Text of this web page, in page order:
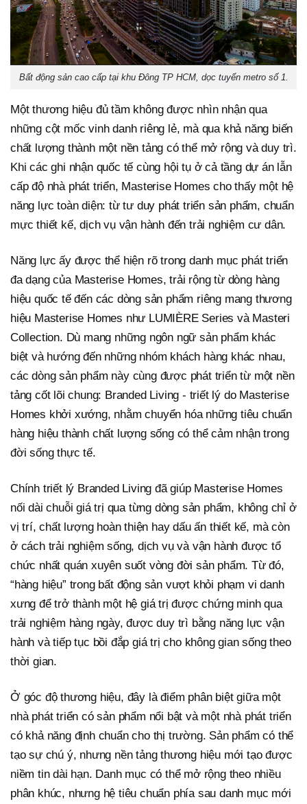
Bất động sản cao cấp tại khu Đông TP HCM, dọc tuyến metro số 1.
Một thương hiệu đủ tầm không được nhìn nhận qua
những cột mốc vinh danh riêng lẻ, mà qua khả năng biến
chất lượng thành một nền tảng có thể mở rộng và duy trì.
Khi các ghi nhận quốc tế cùng hội tụ ở cả tầng dự án lẫn
cấp độ nhà phát triển, Masterise Homes cho thấy một hệ
năng lực toàn diện: từ tư duy phát triển sản phẩm, chuẩn
mực thiết kế, dịch vụ vận hành đến trải nghiệm cư dân.
Năng lực ấy được thể hiện rõ trong danh mục phát triển
đa dạng của Masterise Homes, trải rộng từ dòng hàng
hiệu quốc tế đến các dòng sản phẩm riêng mang thương
hiệu Masterise Homes như LUMIÈRE Series và Masteri
Collection. Dù mang những ngôn ngữ sản phẩm khác
biệt và hướng đến những nhóm khách hàng khác nhau,
các dòng sản phẩm này cùng được phát triển từ một nền
tảng cốt lõi chung: Branded Living - triết lý do Masterise
Homes khởi xướng, nhằm chuyển hóa những tiêu chuẩn
hàng hiệu thành chất lượng sống có thể cảm nhận trong
đời sống thực tế.
Chính triết lý Branded Living đã giúp Masterise Homes
nối dài chuỗi giá trị qua từng dòng sản phẩm, không chỉ ở
vị trí, chất lượng hoàn thiện hay dấu ấn thiết kế, mà còn
ở cách trải nghiệm sống, dịch vụ và vận hành được tổ
chức nhất quán xuyên suốt vòng đời sản phẩm. Từ đó,
“hàng hiệu” trong bất động sản vượt khỏi phạm vi danh
xưng để trở thành một hệ giá trị được chứng minh qua
trải nghiệm hàng ngày, được duy trì bằng năng lực vận
hành và tiếp tục bồi đắp giá trị cho không gian sống theo
thời gian.
Ở góc độ thương hiệu, đây là điểm phân biệt giữa một
nhà phát triển có sản phẩm nổi bật và một nhà phát triển
có khả năng định chuẩn cho thị trường. Sản phẩm có thể
tạo sự chú ý, nhưng nền tảng thương hiệu mới tạo được
niềm tin dài hạn. Danh mục có thể mở rộng theo nhiều
phân khúc, nhưng hệ tiêu chuẩn phía sau danh mục mới